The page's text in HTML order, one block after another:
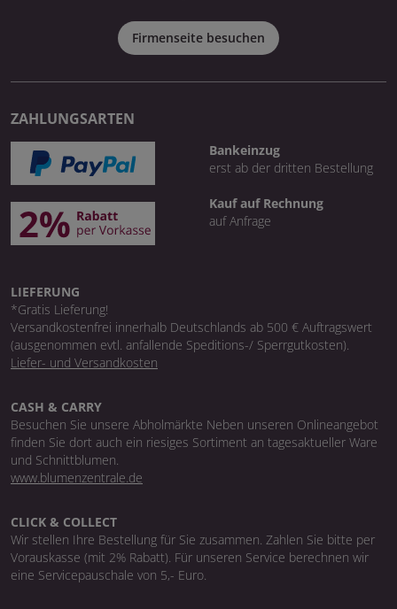
Firmenseite besuchen
ZAHLUNGSARTEN
Bankeinzug
erst ab der dritten Bestellung
Kauf auf Rechnung
auf Anfrage
LIEFERUNG
*Gratis Lieferung!
Versandkostenfrei innerhalb Deutschlands ab 500 € Auftragswert
(ausgenommen evtl. anfallende Speditions-/ Sperrgutkosten).
Liefer- und Versandkosten
CASH & CARRY
Besuchen Sie unsere Abholmärkte Neben unseren Onlineangebot
finden Sie dort auch ein riesiges Sortiment an tagesaktueller Ware
und Schnittblumen.
www.blumenzentrale.de
CLICK & COLLECT
Wir stellen Ihre Bestellung für Sie zusammen. Zahlen Sie bitte per
Vorauskasse (mit 2% Rabatt). Für unseren Service berechnen wir
eine Servicepauschale von 5,- Euro.